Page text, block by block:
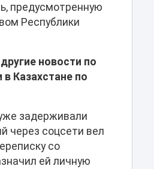
предусмотренную
Республики
новости по
Казахстане по
задерживали
через соцсети вел
со
ей личную